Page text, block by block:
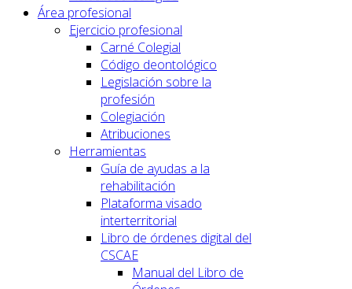
Área profesional
Ejercicio profesional
Carné Colegial
Código deontológico
Legislación sobre la
profesión
Colegiación
Atribuciones
Herramientas
Guía de ayudas a la
rehabilitación
Plataforma visado
interterritorial
Libro de órdenes digital del
CSCAE
Manual del Libro de